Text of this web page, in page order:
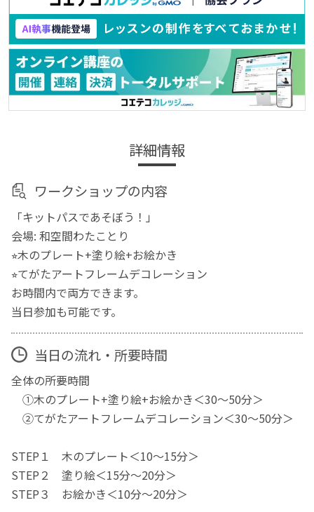
詳細情報
ワークショップの内容
「キットパスであそぼう！」
会場: 和空間わたことり
⭐︎木のプレート+塗り絵+お絵かき
⭐︎てがたアートフレームデコレーション
お時間内で両方できます。
当日参加も可能です。
当日の流れ・所要時間
全体の所要時間
①木のプレート+塗り絵+お絵かき＜30～50分＞
②てがたアートフレームデコレーション＜30～50分＞
STEP１ 木のプレート＜10～15分＞
STEP２ 塗り絵＜15分～20分＞
STEP３ お絵かき＜10分～20分＞